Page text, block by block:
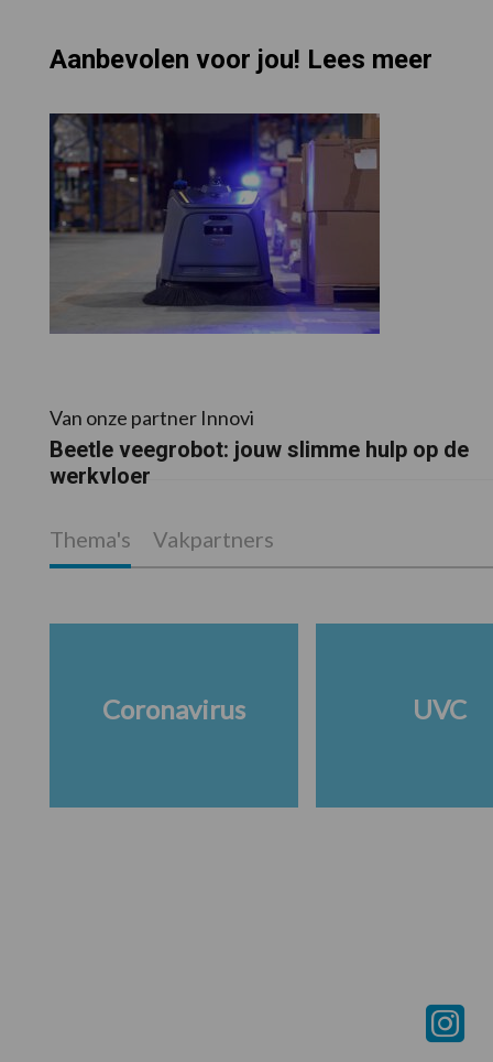
Aanbevolen voor jou! Lees meer
Van onze partner Innovi
Beetle veegrobot: jouw slimme hulp op de
werkvloer
Thema's Vakpartners
Coronavirus UVC